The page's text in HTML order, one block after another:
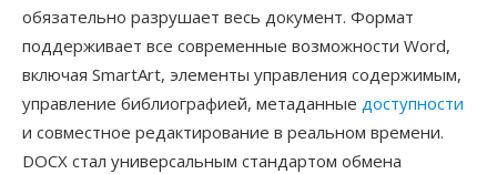
обязательно разрушает весь документ. Формат
поддерживает все современные возможности Word,
включая SmartArt, элементы управления содержимым,
управление библиографией, метаданные доступности
и совместное редактирование в реальном времени.
DOCX стал универсальным стандартом обмена